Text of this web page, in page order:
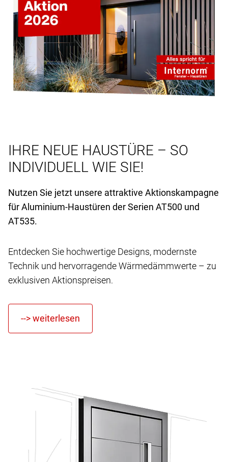
IHRE NEUE HAUSTÜRE – SO
INDIVIDUELL WIE SIE!
Nutzen Sie jetzt unsere attraktive Aktionskampagne
für Aluminium-Haustüren der Serien AT500 und
AT535.
Entdecken Sie hochwertige Designs, modernste
Technik und hervorragende Wärmedämmwerte – zu
exklusiven Aktionspreisen.